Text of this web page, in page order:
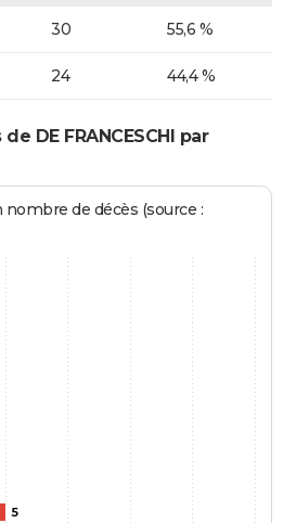
30 55,6 %
24 44,4 %
DE FRANCESCHI par
de décès (source :
5